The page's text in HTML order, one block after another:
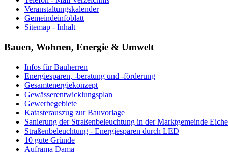
Veranstaltungskalender
Gemeindeinfoblatt
Sitemap - Inhalt
Bauen, Wohnen, Energie & Umwelt
Infos für Bauherren
Energiesparen, -beratung und -förderung
Gesamtenergiekonzept
Gewässerentwicklungsplan
Gewerbegebiete
Katasterauszug zur Bauvorlage
Sanierung der Straßenbeleuchtung in der Marktgemeinde
Straßenbeleuchtung - Energiesparen durch LED
10 gute Gründe
Auframa Dama